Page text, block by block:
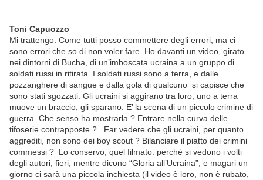
Toni Capuozzo
Mi trattengo. Come tutti posso commettere degli errori, ma ci
sono errori che so di non voler fare. Ho davanti un video, girato
nei dintorni di Bucha, di un’imboscata ucraina a un gruppo di
soldati russi in ritirata. I soldati russi sono a terra, e dalle
pozzanghere di sangue e dalla gola di qualcuno si capisce che
sono stati sgozzati. Gli ucraini si aggirano tra loro, uno a terra
muove un braccio, gli sparano. E’ la scena di un piccolo crimine di
guerra. Che senso ha mostrarla ? Entrare nella curva delle
tifoserie contrapposte ? Far vedere che gli ucraini, per quanto
aggrediti, non sono dei boy scout ? Bilanciare il piatto dei crimini
commessi ? Lo conservo, quel filmato. perché si vedono i volti
degli autori, fieri, mentre dicono “Gloria all’Ucraina”, e magari un
giorno ci sarà una piccola inchiesta (il video è loro, non è rubato,